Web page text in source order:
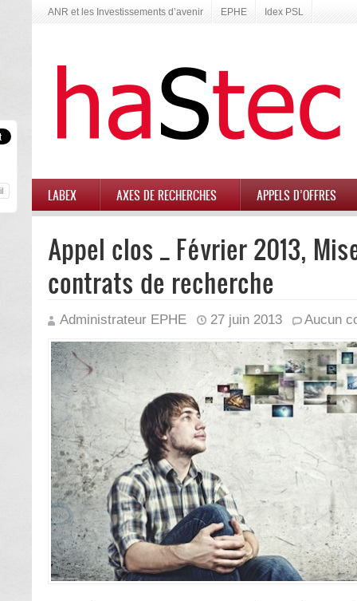
ANR et les Investissements d’avenir EPHE Idex PSL
LABEX AXES DE RECHERCHES APPELS D’OFFRES
Appel clos _ Février 2013,
contrats de recherche
Administrateur EPHE 27 juin 2013 Aucun